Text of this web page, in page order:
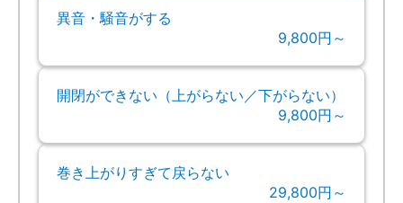
異音・騒音がする
9,800円～
開閉ができない（上がらない／下がらない）
9,800円～
巻き上がりすぎて戻らない
29,800円～